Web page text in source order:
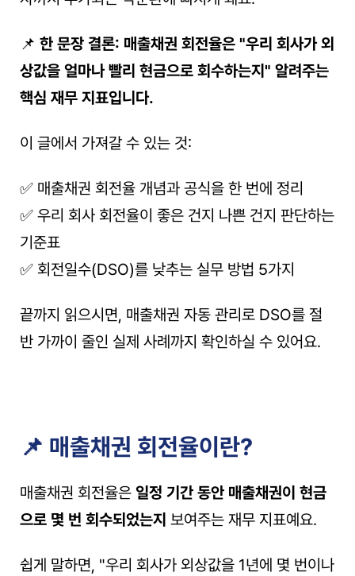
📌 한 문장 결론: 매출채권 회전율은 "우리 회사가 외
상값을 얼마나 빨리 현금으로 회수하는지" 알려주는
핵심 재무 지표입니다.
이 글에서 가져갈 수 있는 것:
✅ 매출채권 회전율 개념과 공식을 한 번에 정리
✅ 우리 회사 회전율이 좋은 건지 나쁜 건지 판단하는
기준표
✅ 회전일수(DSO)를 낮추는 실무 방법 5가지
끝까지 읽으시면, 매출채권 자동 관리로 DSO를 절
반 가까이 줄인 실제 사례까지 확인하실 수 있어요.
📌 매출채권 회전율이란?
매출채권 회전율은 일정 기간 동안 매출채권이 현금
으로 몇 번 회수되었는지 보여주는 재무 지표예요.
쉽게 말하면, "우리 회사가 외상값을 1년에 몇 번이나